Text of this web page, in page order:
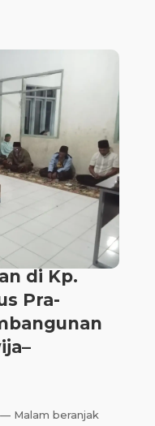
di Kp.
Pra-
Malam beranjak